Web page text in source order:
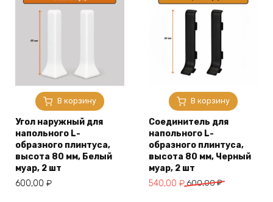
В корзину
Угол наружный для
напольного L-
образного плинтуса,
высота 80 мм, Белый
муар, 2 шт
600,00 ₽
В корзину
Соединитель для
напольного L-
образного плинтуса,
высота 80 мм, Черный
муар, 2 шт
600,00₽
Первоначальная
540,00 ₽
Текущая